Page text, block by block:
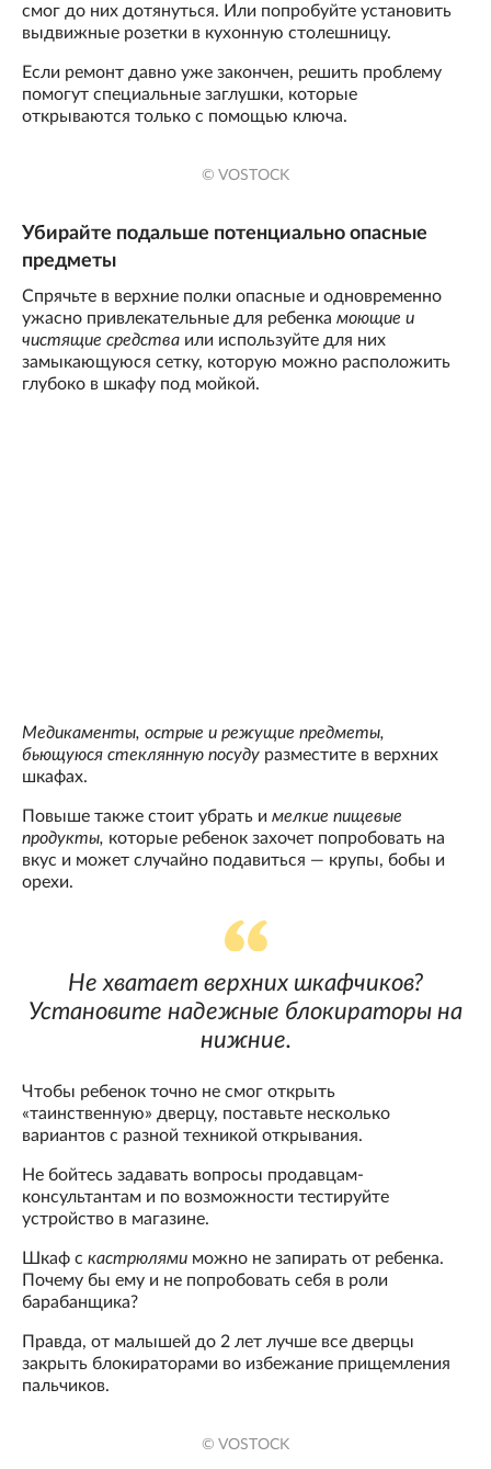
смог до них дотянуться. Или попробуйте установить
выдвижные розетки в кухонную столешницу.
Если ремонт давно уже закончен, решить проблему
помогут специальные заглушки, которые
открываются только с помощью ключа.
© VOSTOCK
Убирайте подальше потенциально опасные
предметы
Спрячьте в верхние полки опасные и одновременно
ужасно привлекательные для ребенка моющие и
чистящие средства или используйте для них
замыкающуюся сетку, которую можно расположить
глубоко в шкафу под мойкой.
Медикаменты, острые и режущие предметы,
бьющуюся стеклянную посуду разместите в верхних
шкафах.
Повыше также стоит убрать и мелкие пищевые
продукты, которые ребенок захочет попробовать на
вкус и может случайно подавиться — крупы, бобы и
орехи.
Не хватает верхних шкафчиков?
Установите надежные блокираторы на
нижние.
Чтобы ребенок точно не смог открыть
«таинственную» дверцу, поставьте несколько
вариантов с разной техникой открывания.
Не бойтесь задавать вопросы продавцам-
консультантам и по возможности тестируйте
устройство в магазине.
Шкаф с кастрюлями можно не запирать от ребенка.
Почему бы ему и не попробовать себя в роли
барабанщика?
Правда, от малышей до 2 лет лучше все дверцы
закрыть блокираторами во избежание прищемления
пальчиков.
© VOSTOCK